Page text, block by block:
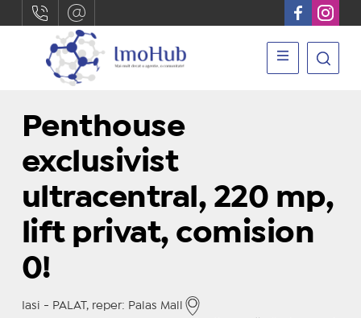
Penthouse
exclusivist
ultracentral, 220 mp,
lift privat, comision
0!
Iasi - PALAT, reper: Palas Mall